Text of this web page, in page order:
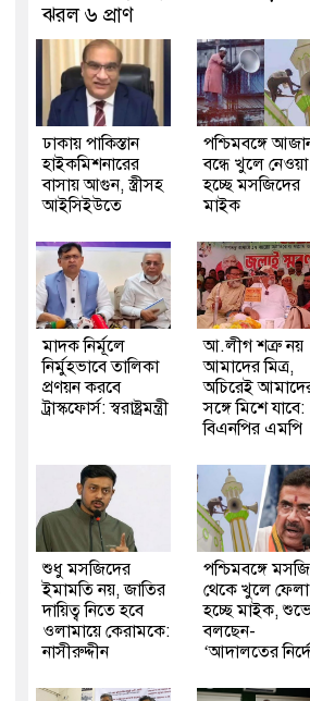
ঝরল ৬ প্রাণ
ঢাকায় পাকিস্তান
হাইকমিশনারের
বাসায় আগুন, স্ত্রীসহ
আইসিইউতে
পশ্চিমবঙ্গে
বন্ধে খুলে নেওয়া
হচ্ছে মসজিদের
মাইক
মাদক নির্মূলে
নির্মুহভাবে তালিকা
প্রণয়ন করবে
ট্রাস্কফোর্স: স্বরাষ্ট্রমন্ত্রী
আ.লীগ শত্রু নয়
আমাদের মিত্র,
অচিরেই
সঙ্গে মিশে যাবে:
বিএনপির এমপি
শুধু মসজিদের
ইমামতি নয়, জাতির
দায়িত্ব নিতে হবে
ওলামায়ে কেরামকে:
নাসীরুদ্দীন
পশ্চিমবঙ্গে
থেকে খুলে ফেলা
হচ্ছে মাইক,
বলছেন-
‘আদালতের